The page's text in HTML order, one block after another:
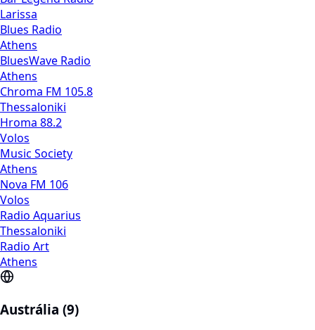
Larissa
Blues Radio
Athens
BluesWave Radio
Athens
Chroma FM 105.8
Thessaloniki
Hroma 88.2
Volos
Music Society
Athens
Nova FM 106
Volos
Radio Aquarius
Thessaloniki
Radio Art
Athens
Austrália (9)